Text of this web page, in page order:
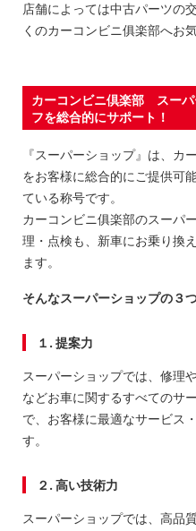
店舗によっては中古パーツの
くのカーコンビニ俱楽部へお
カーコンビニ倶楽部 スーパ
フを総合的にサポート！
『スーパーショップ』は、カ
をお客様に総合的にご提供可
ている称号です。
カーコンビニ俱楽部のスーパ
理・点検も、新車にお乗り換
ます。
そんなスーパーショップの３
１. 提案力
スーパーショップでは、修理
などお車に関するすべてのサ
で、お客様に最適なサービス
す。
２. 高い技術力
スーパーショップでは、高品